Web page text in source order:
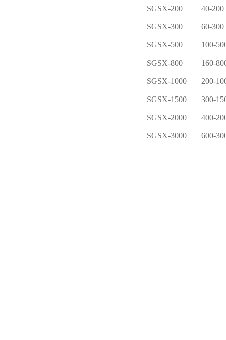
SGSX-200 40-200
SGSX-300 60-300
SGSX-500 100-
SGSX-800 160-
SGSX-1000 200-
SGSX-1500 300-
SGSX-2000 400-
SGSX-3000 600-